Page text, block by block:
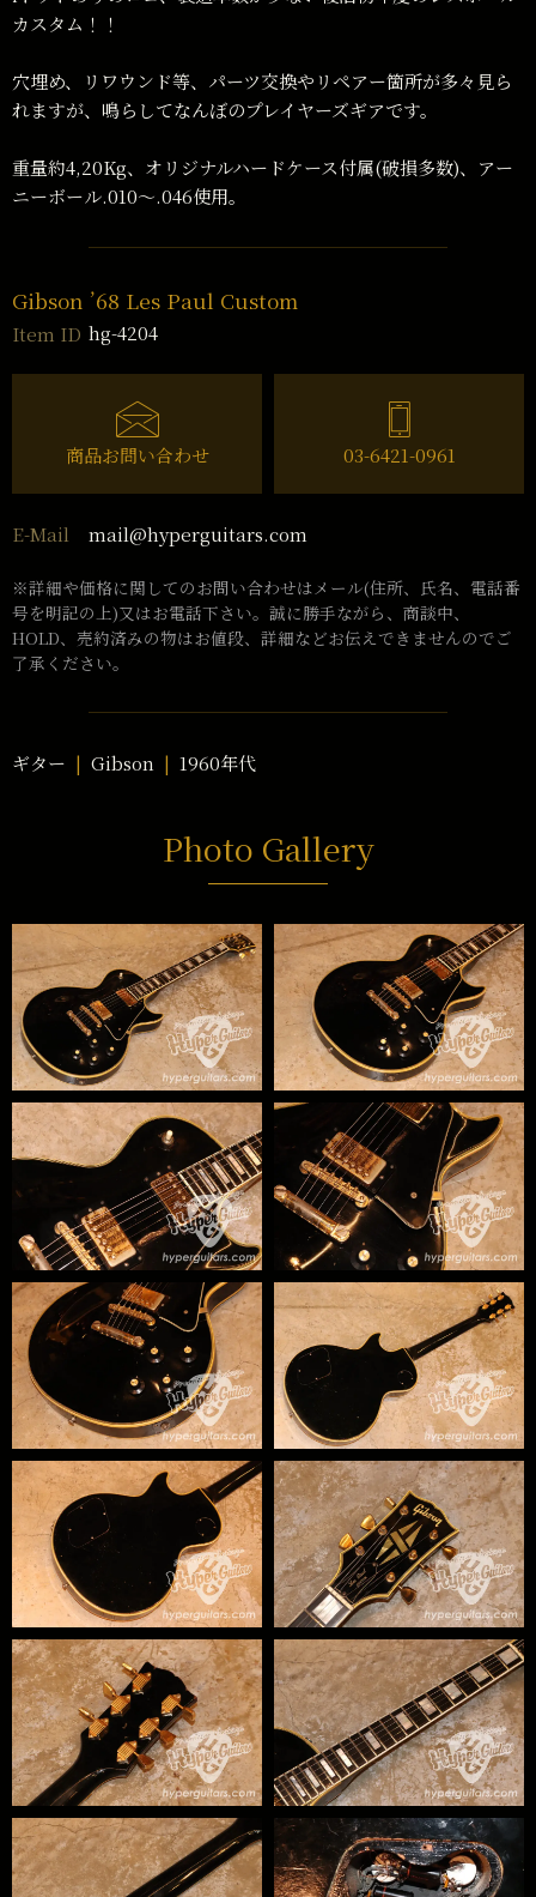
カスタム！！
穴埋め、リワウンド等、パーツ交換やリペアー箇所が多々見ら
れますが、鳴らしてなんぼのプレイヤーズギアです。
重量約4,20Kg、オリジナルハードケース付属(破損多数)、アー
ニーボール.010〜.046使用。
Gibson ’68 Les Paul Custom
Item ID hg-4204
商品お問い合わせ 03-6421-0961
E-Mail mail@hyperguitars.com
※詳細や価格に関してのお問い合わせはメール(住所、氏名、電話番
号を明記の上)又はお電話下さい。誠に勝手ながら、商談中、
HOLD、売約済みの物はお値段、詳細などお伝えできませんのでご
了承ください。
ギター Gibson 1960年代
Photo Gallery